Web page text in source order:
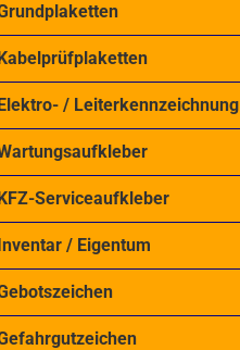
/ Leiterkennzeichnung
Serviceaufkleber
/ Eigentum